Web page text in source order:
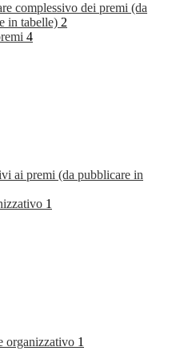
complessivo dei premi (da
in tabelle) 2
4
ai premi (da pubblicare in
1
organizzativo 1